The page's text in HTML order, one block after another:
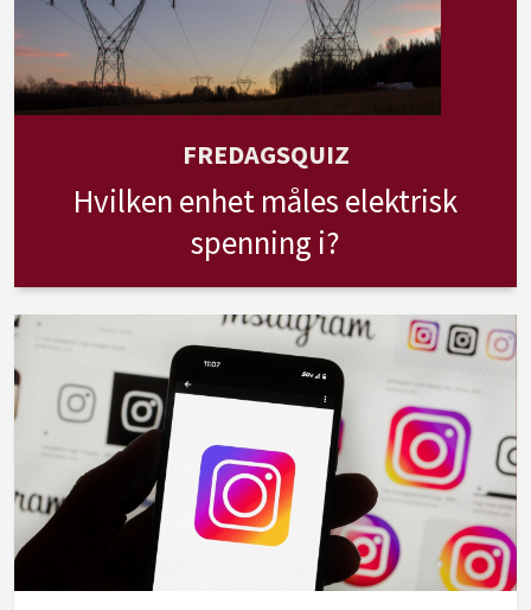
FREDAGSQUIZ
Hvilken enhet måles elektrisk
spenning i?